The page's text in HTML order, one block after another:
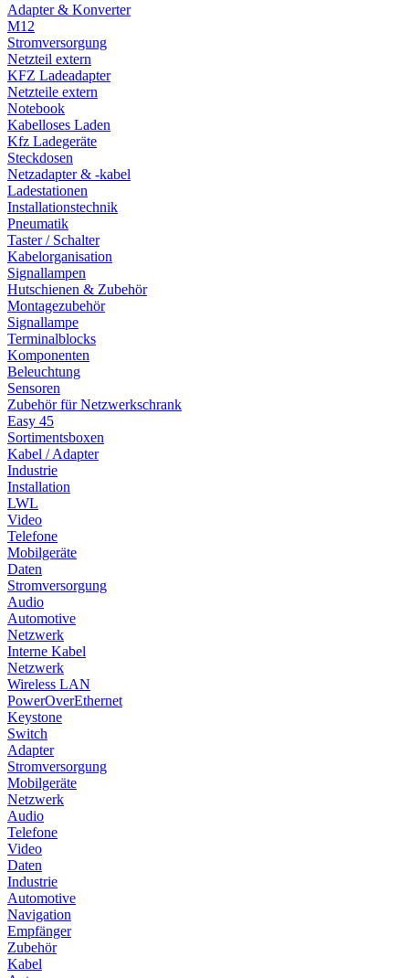
Adapter & Konverter
M12
Stromversorgung
Netzteil extern
KFZ Ladeadapter
Netzteile extern
Notebook
Kabelloses Laden
Kfz Ladegeräte
Steckdosen
Netzadapter & -kabel
Ladestationen
Installationstechnik
Pneumatik
Taster / Schalter
Kabelorganisation
Signallampen
Hutschienen & Zubehör
Montagezubehör
Signallampe
Terminalblocks
Komponenten
Beleuchtung
Sensoren
Zubehör für Netzwerkschrank
Easy 45
Sortimentsboxen
Kabel / Adapter
Industrie
Installation
LWL
Video
Telefone
Mobilgeräte
Daten
Stromversorgung
Audio
Automotive
Netzwerk
Interne Kabel
Netzwerk
Wireless LAN
PowerOverEthernet
Keystone
Switch
Adapter
Stromversorgung
Mobilgeräte
Netzwerk
Audio
Telefone
Video
Daten
Industrie
Automotive
Navigation
Empfänger
Zubehör
Kabel